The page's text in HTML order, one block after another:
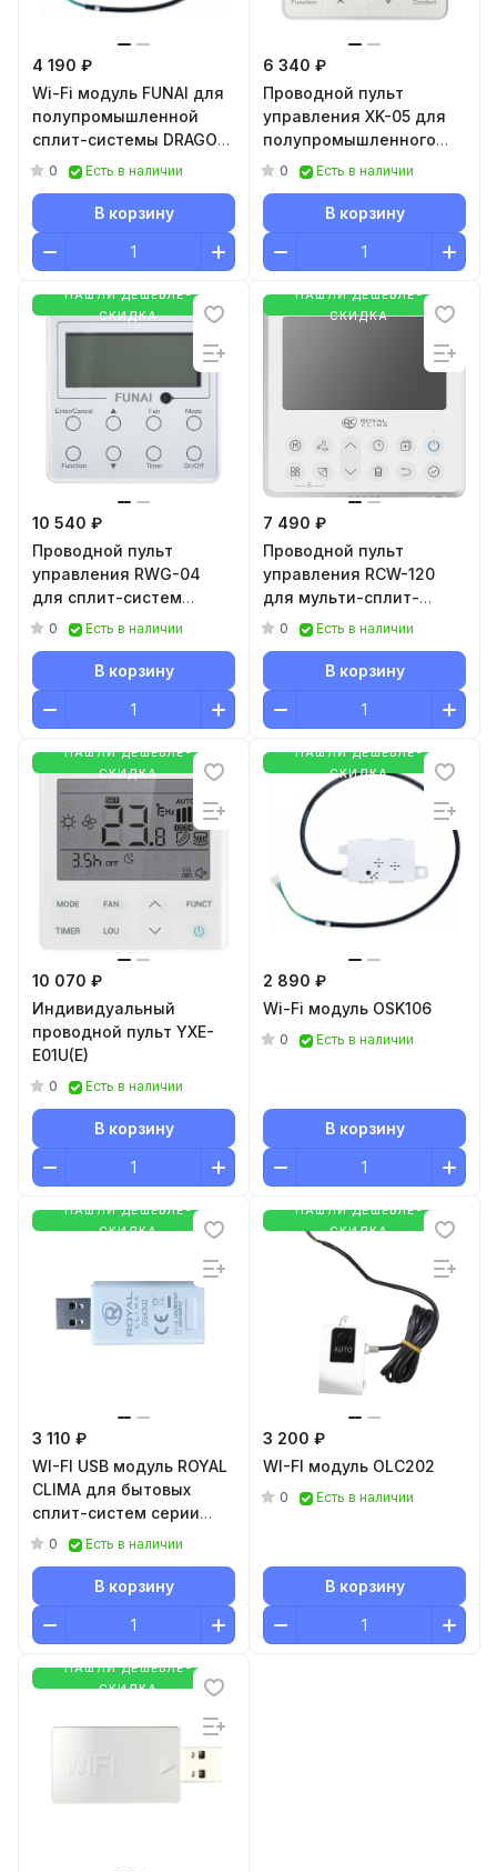
4 190 ₽
Wi-Fi модуль FUNAI для
полупромышленной
сплит-системы DRAGON
и мульти-сплит системы
0 Есть в наличии
В корзину
6 340 ₽
Проводной пульт
управления XK-05 для
полупромышленного
оборудования серии
0 Есть в наличии
В корзину
НАШЛИ ДЕШЕВЛЕ-
СКИДКА
10 540 ₽
Проводной пульт
управления RWG-04
для сплит-систем
DAIJIN, сплит-систем с
насоса ONSEN и
внутренних блоков
настенного типа DAIJIN
KIRIGAMI
0 Есть в наличии
В корзину
НАШЛИ ДЕШЕВЛЕ-
СКИДКА
7 490 ₽
Проводной пульт
управления RCW-120
для мульти-сплит-
систем и
оборудования
0 Есть в наличии
В корзину
НАШЛИ ДЕШЕВЛЕ-
СКИДКА
10 070 ₽
Индивидуальный
проводной пульт YXE-
E01U(E)
0 Есть в наличии
В корзину
НАШЛИ ДЕШЕВЛЕ-
СКИДКА
2 890 ₽
Wi-Fi модуль OSK106
0 Есть в наличии
В корзину
НАШЛИ ДЕШЕВЛЕ-
СКИДКА
3 110 ₽
WI-FI USB модуль ROYAL
CLIMA для бытовых
сплит-систем серии
TRIUMPH OSK302
0 Есть в наличии
В корзину
НАШЛИ ДЕШЕВЛЕ-
СКИДКА
3 200 ₽
WI-FI модуль OLC202
0 Есть в наличии
В корзину
НАШЛИ ДЕШЕВЛЕ-
СКИДКА